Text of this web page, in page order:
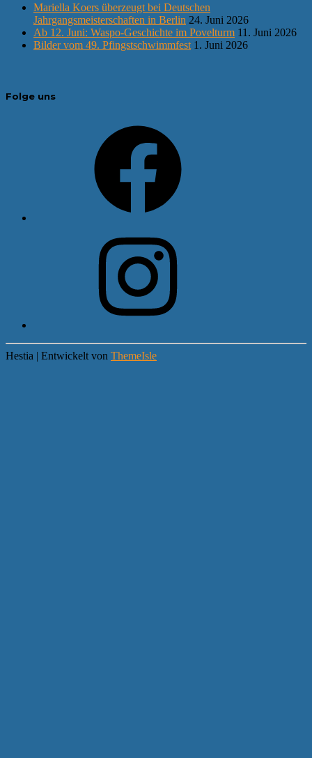
Mariella Koers überzeugt bei Deutschen
Jahrgangsmeisterschaften in Berlin 24. Juni 2026
Ab 12. Juni: Waspo-Geschichte im Povelturm 11. Juni 2026
Bilder vom 49. Pfingstschwimmfest 1. Juni 2026
Folge uns
Hestia | Entwickelt von ThemeIsle